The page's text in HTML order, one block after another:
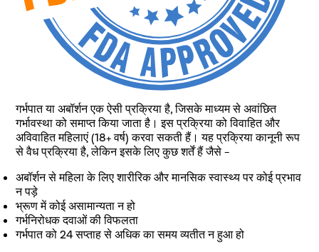
गर्भपात या अबॉर्शन एक ऐसी प्रक्रिया है, जिसके माध्यम से अवांछित
गर्भावस्था को समाप्त किया जाता है। इस प्रक्रिया को विवाहित और
अविवाहित महिलाएं (18+ वर्ष) करवा सकती हैं। यह प्रक्रिया कानूनी रूप
से वैध प्रक्रिया है, लेकिन इसके लिए कुछ शर्तें हैं जैसे –
अबॉर्शन से महिला के लिए शारीरिक और मानसिक स्वास्थ्य पर कोई प्रभाव
न पड़े
भ्रूण में कोई असामान्यता न हो
गर्भनिरोधक दवाओं की विफलता
गर्भपात को 24 सप्ताह से अधिक का समय व्यतीत न हुआ हो